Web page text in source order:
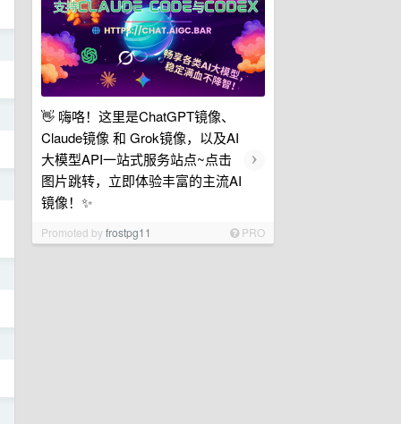
👋 嗨咯！这里是ChatGPT镜像、
Claude镜像 和 Grok镜像，以及AI
大模型API一站式服务站点~点击
图片跳转，立即体验丰富的主流AI
镜像！✨
›
Promoted byfrostpg11 PRO